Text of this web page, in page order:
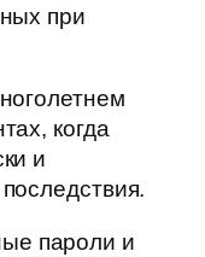
при
когда
и
пароли и